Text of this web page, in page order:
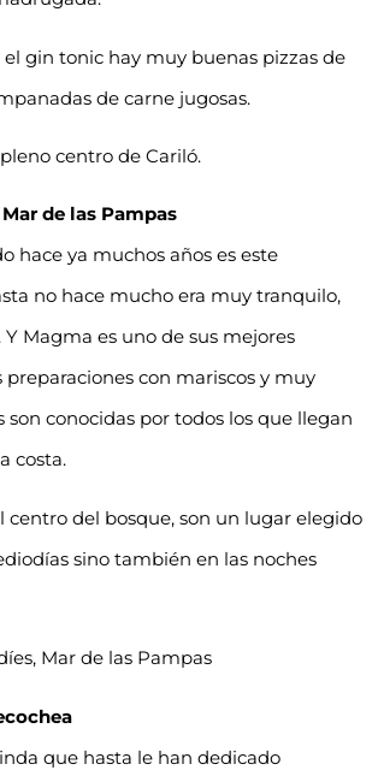
gin tonic hay muy buenas pizzas de
de carne jugosas.
centro de Cariló.
de las Pampas
hace ya muchos años es este
no hace mucho era muy tranquilo,
Magma es uno de sus mejores
preparaciones con mariscos y muy
son conocidas por todos los que llegan
costa.
centro del bosque, son un lugar elegido
sino también en las noches
Mar de las Pampas
que hasta le han dedicado